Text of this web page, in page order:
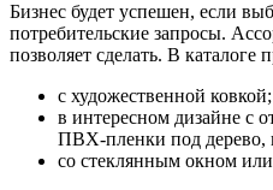
Бизнес будет успешен, если
потребительские запросы.
позволяет сделать. В каталоге
с художественной ковкой;
в интересном дизайне с
ПВХ-пленки под дерево,
со стеклянным окном